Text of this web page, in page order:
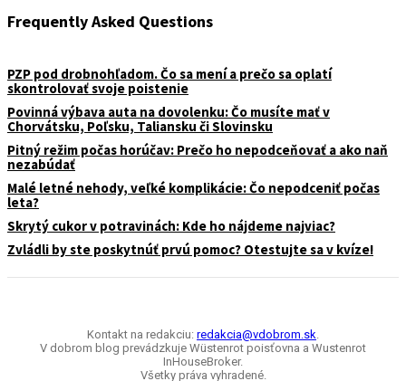
Frequently Asked Questions
PZP pod drobnohľadom. Čo sa mení a prečo sa oplatí
skontrolovať svoje poistenie
Povinná výbava auta na dovolenku: Čo musíte mať v
Chorvátsku, Poľsku, Taliansku či Slovinsku
Pitný režim počas horúčav: Prečo ho nepodceňovať a ako naň
nezabúdať
Malé letné nehody, veľké komplikácie: Čo nepodceniť počas
leta?
Skrytý cukor v potravinách: Kde ho nájdeme najviac?
Zvládli by ste poskytnúť prvú pomoc? Otestujte sa v kvíze!
Kontakt na redakciu: redakcia@vdobrom.sk.
V dobrom blog prevádzkuje Wüstenrot poisťovna a Wustenrot
InHouseBroker.
Všetky práva vyhradené.